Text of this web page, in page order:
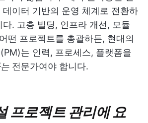
데이터 기반의 운영 체계로 전환하
. 고층 빌딩, 인프라 개선, 모듈
떤 프로젝트를 총괄하든, 현대의
는 인력, 프로세스, 플랫폼을
전문가여야 합니다.
프로젝트 관리에 요